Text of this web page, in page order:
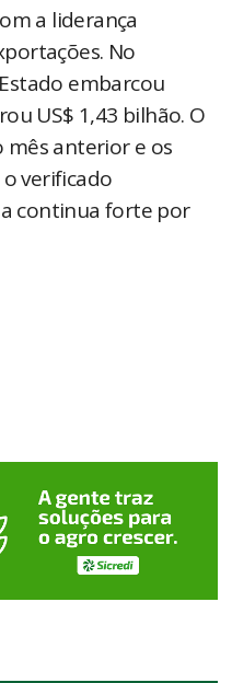
a liderança
No
embarcou
US$ 1,43 bilhão. O
mês anterior e os
verificado
continua forte por